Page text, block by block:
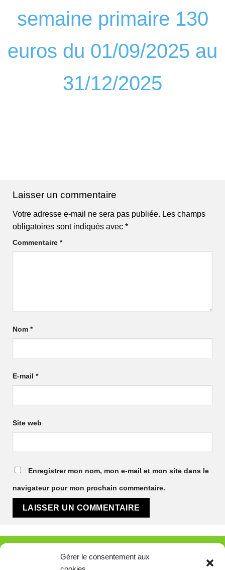
Gérer le consentement aux
semaine primaire 130
euros du 01/09/2025 au
31/12/2025
Laisser un commentaire
Votre adresse e-mail ne sera pas publiée. Les champs
obligatoires sont indiqués avec *
Commentaire *
Nom *
E-mail *
Site web
Enregistrer mon nom, mon e-mail et mon site dans le
navigateur pour mon prochain commentaire.